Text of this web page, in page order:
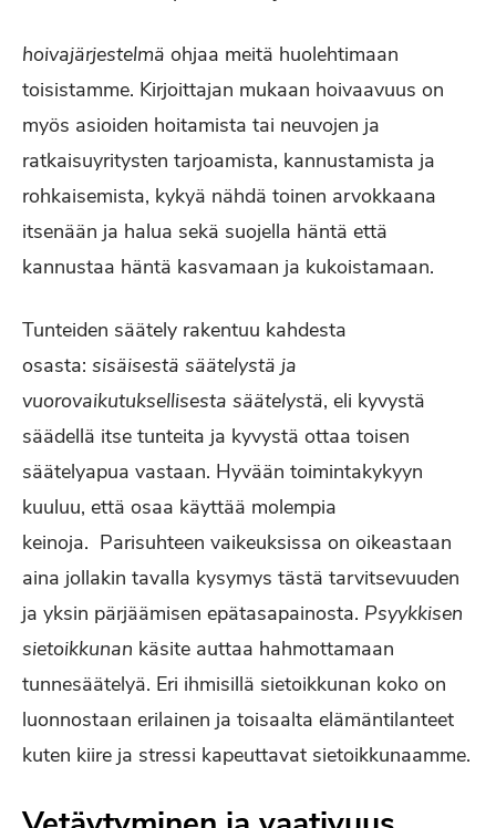
hoivajärjestelmä ohjaa meitä huolehtimaan
toisistamme. Kirjoittajan mukaan hoivaavuus on
myös asioiden hoitamista tai neuvojen ja
ratkaisuyritysten tarjoamista, kannustamista ja
rohkaisemista, kykyä nähdä toinen arvokkaana
itsenään ja halua sekä suojella häntä että
kannustaa häntä kasvamaan ja kukoistamaan.
Tunteiden säätely rakentuu kahdesta
osasta: sisäisestä säätelystä ja
vuorovaikutuksellisesta säätelystä, eli kyvystä
säädellä itse tunteita ja kyvystä ottaa toisen
säätelyapua vastaan. Hyvään toimintakykyyn
kuuluu, että osaa käyttää molempia
keinoja. Parisuhteen vaikeuksissa on oikeastaan
aina jollakin tavalla kysymys tästä tarvitsevuuden
ja yksin pärjäämisen epätasapainosta. Psyykkisen
sietoikkunan käsite auttaa hahmottamaan
tunnesäätelyä. Eri ihmisillä sietoikkunan koko on
luonnostaan erilainen ja toisaalta elämäntilanteet
kuten kiire ja stressi kapeuttavat sietoikkunaamme.